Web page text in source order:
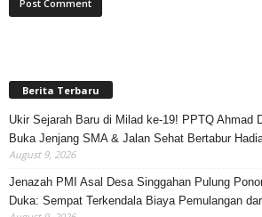
Berita Terbaru
Ukir Sejarah Baru di Milad ke-19! PPTQ Ahmad
Buka Jenjang SMA & Jalan Sehat Bertabur
August 9, 2026
Jenazah PMI Asal Desa Singgahan Pulung
Duka: Sempat Terkendala Biaya Pemulangan